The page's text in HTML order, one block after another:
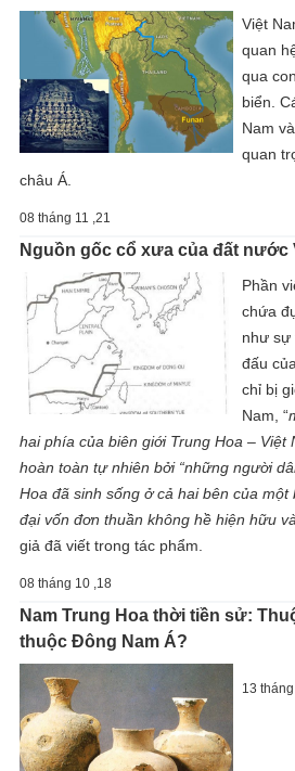
Việt
quan
qua
biển.
Nam
quan
châu Á.
08 tháng 11 ,21
Nguồn gốc cổ xưa của đất nước
Phần
chứa
như sự
đấu
chỉ bị
Nam, “
hai phía của biên giới Trung Hoa – Việt
hoàn toàn tự nhiên bởi “những người
Hoa đã sinh sống ở cả hai bên của một
đại vốn đơn thuần không hề hiện hữu
giả đã viết trong tác phẩm.
08 tháng 10 ,18
Nam Trung Hoa thời tiền sử:
thuộc Đông Nam Á?
13